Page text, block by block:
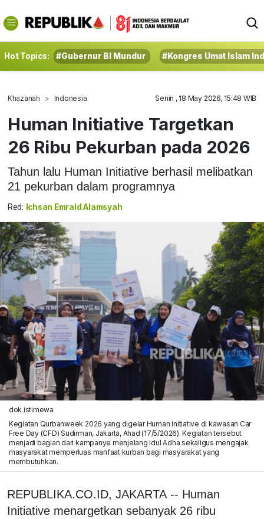
Hot Topics: #Gubernur BI Mundur #Kongres Umat Islam
Khazanah Indonesia Senin , 18 May 2026, 15:48 WIB
Human Initiative Targetkan
26 Ribu Pekurban pada 2026
Tahun lalu Human Initiative berhasil melibatkan
21 pekurban dalam programnya
Red: Ichsan Emrald Alamsyah
dok istimewa
Kegiatan Qurbanweek 2026 yang digelar Human Initiative di kawasan Car
Free Day (CFD) Sudirman, Jakarta, Ahad (17/5/2026). Kegiatan tersebut
menjadi bagian dari kampanye menjelang Idul Adha sekaligus mengajak
masyarakat memperluas manfaat kurban bagi masyarakat yang
membutuhkan.
REPUBLIKA.CO.ID, JAKARTA -- Human
Initiative menargetkan sebanyak 26 ribu